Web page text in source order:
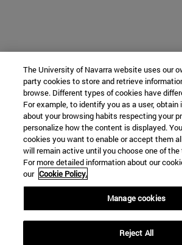
The University of Navarra website uses our
party cookies to store and retrieve
browse. Different types of cookies have
For example, to identify you as a user, obtain
about your browsing habits respecting your
personalize how the content is displayed.
cookies you want to enable or accept them
will remain active until you choose one of
For more detailed information about our
our Cookie Policy.
Manage cookies
Reject All